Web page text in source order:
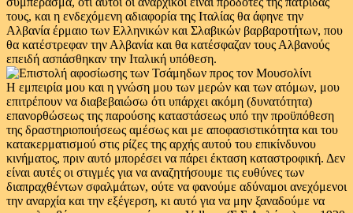
τους, και η ενδεχόμενη αδιαφορία της Ιταλίας θα άφηνε την
Αλβανία έρμαιο των Ελληνικών και Σλαβικών βαρβαροτήτων, που
θα κατέστρεφαν την Αλβανία και θα κατέσφαζαν τους Αλβανούς
επειδή ασπάσθηκαν την Ιταλική υπόθεση.
Η εμπειρία μου και η γνώση μου των μερών και των ατόμων, μου
επιτρέπουν να διαβεβαιώσω ότι υπάρχει ακόμη (δυνατότητα)
επανορθώσεως της παρούσης καταστάσεως υπό την προϋπόθεση
της δραστηριοποιήσεως αμέσως και με αποφασιστικότητα και του
κατακερματισμού στις ρίζες της αρχής αυτού του επικίνδυνου
κινήματος, πριν αυτό μπορέσει να πάρει έκταση καταστροφική. Δεν
είναι αυτές οι στιγμές για να αναζητήσουμε τις ευθύνες των
διαπραχθέντων σφαλμάτων, ούτε να φανούμε αδύναμοι ανεχόμενοι
την αναρχία και την εξέγερση, κι αυτό για να μην ξαναδούμε να